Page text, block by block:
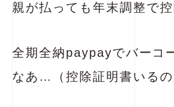
親が払っても年末調整で
全期全納paypayでバーコ
なあ…（控除証明書いるの